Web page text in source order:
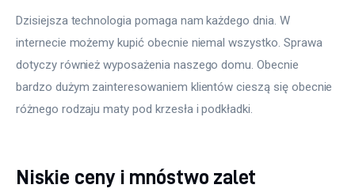
Ściany
Remont
Budowa
Dzisiejsza technologia pomaga nam każdego dnia. W
internecie możemy kupić obecnie niemal wszystko. Sprawa
dotyczy również wyposażenia naszego domu. Obecnie
bardzo dużym zainteresowaniem klientów cieszą się obecnie
różnego rodzaju maty pod krzesła i podkładki.
Niskie ceny i mnóstwo zalet